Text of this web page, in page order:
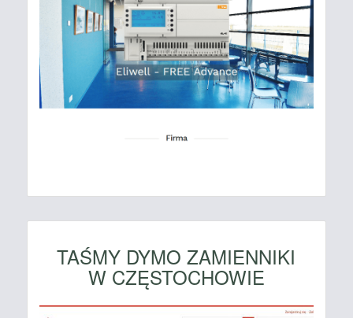
TAŚMY DYMO ZAMIENNIKI
W CZĘSTOCHOWIE